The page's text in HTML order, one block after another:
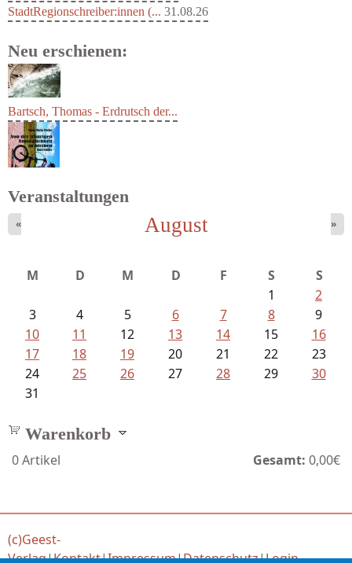
StadtRegionschreiber:innen (... 31.08.26
Neu erschienen:
Bartsch, Thomas - Erdrutsch der...
Fischer, Frank Maria - Von der...
Veranstaltungen
August
« »
M D M D F S
S
1
2
3
4 5 6 7 8
9
10
11 12 13 14 15
16
17
18 19 20 21 22
23
24
25 26 27 28 29
30
31
Warenkorb
0Artikel Gesamt: 0,00€
(c)Geest-
Verlag|Kontakt|Impressum|Datenschutz|Login